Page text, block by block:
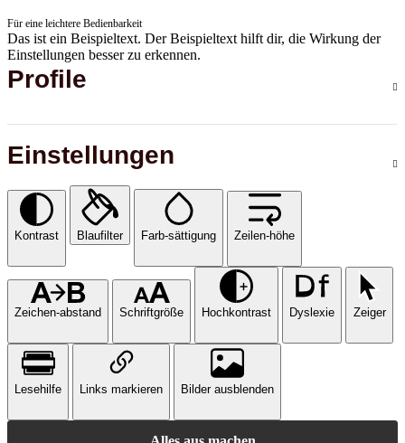
Für eine leichtere Bedienbarkeit
Das ist ein Beispieltext. Der Beispieltext hilft dir, die Wirkung der
Einstellungen besser zu erkennen.
Profile
Einstellungen
Kontrast Blaufilter Farb-sättigung Zeilen-höhe
Zeichen-abstand Schriftgröße Hochkontrast Dyslexie Zeiger
Lesehilfe Links markieren Bilder ausblenden